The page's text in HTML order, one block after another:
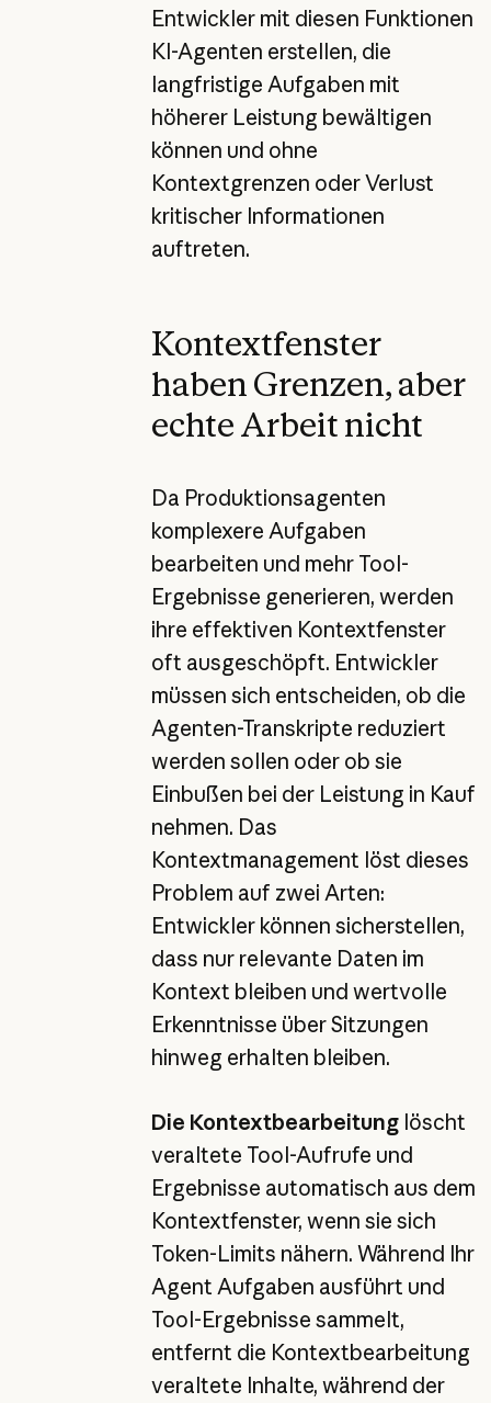
Entwickler mit diesen Funktionen
KI-Agenten erstellen, die
langfristige Aufgaben mit
höherer Leistung bewältigen
können und ohne
Kontextgrenzen oder Verlust
kritischer Informationen
auftreten.
Kontextfenster
haben Grenzen, aber
echte Arbeit nicht
Da Produktionsagenten
komplexere Aufgaben
bearbeiten und mehr Tool-
Ergebnisse generieren, werden
ihre effektiven Kontextfenster
oft ausgeschöpft. Entwickler
müssen sich entscheiden, ob die
Agenten-Transkripte reduziert
werden sollen oder ob sie
Einbußen bei der Leistung in Kauf
nehmen. Das
Kontextmanagement löst dieses
Problem auf zwei Arten:
Entwickler können sicherstellen,
dass nur relevante Daten im
Kontext bleiben und wertvolle
Erkenntnisse über Sitzungen
hinweg erhalten bleiben.
Die Kontextbearbeitunglöscht
veraltete Tool-Aufrufe und
Ergebnisse automatisch aus dem
Kontextfenster, wenn sie sich
Token-Limits nähern. Während Ihr
Agent Aufgaben ausführt und
Tool-Ergebnisse sammelt,
entfernt die Kontextbearbeitung
veraltete Inhalte, während der